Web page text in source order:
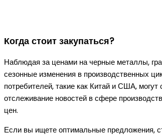
Когда стоит закупаться?
Наблюдая за ценами на черные металлы,
сезонные изменения в производственных
потребителей, такие как Китай и США,
отслеживание новостей в сфере
цен.
Если вы ищете оптимальные предложения,